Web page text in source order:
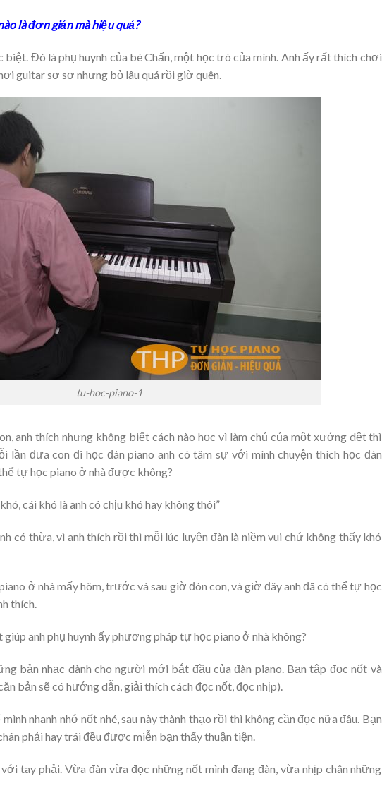
là đơn giản mà hiệu quả?
Đó là phụ huynh của bé Chấn, một học trò của mình. Anh ấy rất thích chơi
guitar sơ sơ nhưng bỏ lâu quá rồi giờ quên.
tu-hoc-piano-1
anh thích nhưng không biết cách nào học vì làm chủ của một xưởng dệt thì
lần đưa con đi học đàn piano anh có tâm sự với mình chuyện thích học đàn
tự học piano ở nhà được không?
cái khó là anh có chịu khó hay không thôi”
có thừa, vì anh thích rồi thì mỗi lúc luyện đàn là niềm vui chứ không thấy khó
ở nhà mấy hôm, trước và sau giờ đón con, và giờ đây anh đã có thể tự học
thích.
anh phụ huynh ấy phương pháp tự học piano ở nhà không?
bản nhạc dành cho người mới bắt đầu của đàn piano. Bạn tập đọc nốt và
bản sẽ có hướng dẫn, giải thích cách đọc nốt, đọc nhịp).
nhanh nhớ nốt nhé, sau này thành thạo rồi thì không cần đọc nữa đâu. Bạn
phải hay trái đều được miễn bạn thấy thuận tiện.
tay phải. Vừa đàn vừa đọc những nốt mình đang đàn, vừa nhịp chân những